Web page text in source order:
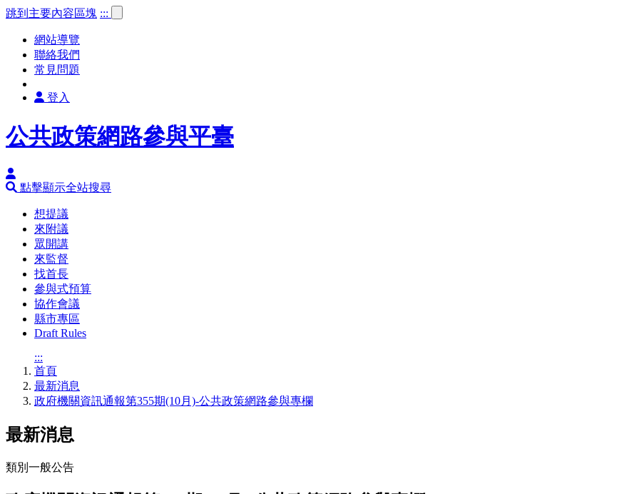
跳到主要內容區塊 :::
網站導覽
聯絡我們
常見問題
登入
公共政策網路參與平臺
點擊顯示全站搜尋
想提議
來附議
眾開講
來監督
找首長
參與式預算
協作會議
縣市專區
Draft Rules
:::
首頁
最新消息
政府機關資訊通報第355期(10月)-公共政策網路參與專欄
最新消息
類別 一般公告